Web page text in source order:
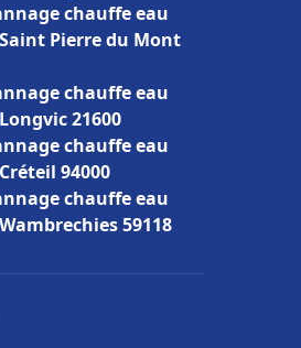
chauffe eau
Pierre du Mont
chauffe eau
21600
chauffe eau
94000
chauffe eau
59118